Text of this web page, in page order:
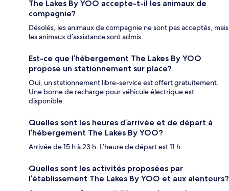
The Lakes By YOO accepte-t-il les animaux de
compagnie?
Désolés, les animaux de compagnie ne sont pas acceptés, mais
les animaux d’assistance sont admis.
Est-ce que l’hébergement The Lakes By YOO
propose un stationnement sur place?
Oui, un stationnement libre-service est offert gratuitement.
Une borne de recharge pour véhicule électrique est
disponible.
Quelles sont les heures d’arrivée et de départ à
l’hébergement The Lakes By YOO?
Arrivée de 15 h à 23 h. L’heure de départ est 11 h.
Quelles sont les activités proposées par
l’établissement The Lakes By YOO et aux alentours?